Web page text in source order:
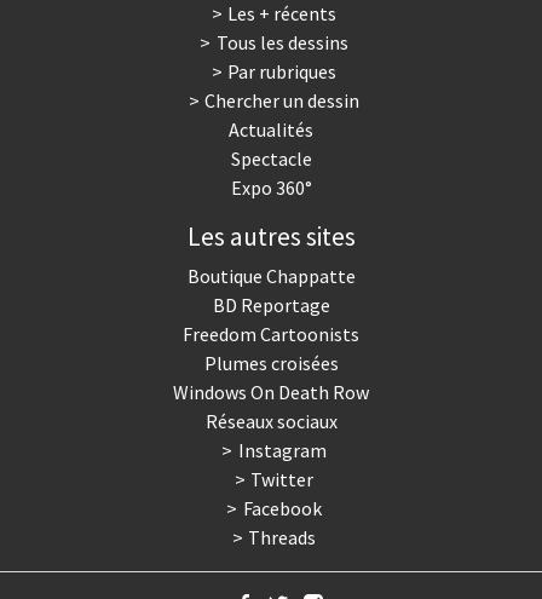
Les + récents
Tous les dessins
Par rubriques
Chercher un dessin
Actualités
Spectacle
Expo 360°
Les autres sites
Boutique Chappatte
BD Reportage
Freedom Cartoonists
Plumes croisées
Windows On Death Row
Réseaux sociaux
Instagram
Twitter
Facebook
Threads